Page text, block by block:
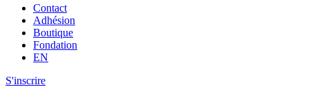
Contact
Adhésion
Boutique
Fondation
EN
S'inscrire